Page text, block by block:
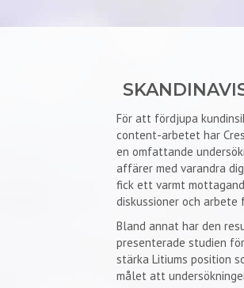
För att fördjupa
content-arbetet har
en omfattande
affärer med varandra
fick ett varmt
diskussioner och arbete
Bland annat har den
presenterade studien
stärka Litiums position
målet att